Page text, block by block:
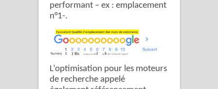
performant – ex : emplacement
n°1-.
L’optimisation pour les moteurs
de recherche appelé